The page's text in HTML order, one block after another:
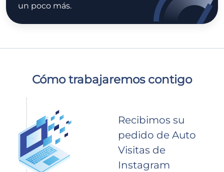
un poco más.
Cómo trabajaremos contigo
Recibimos su
pedido de Auto
Visitas de
Instagram